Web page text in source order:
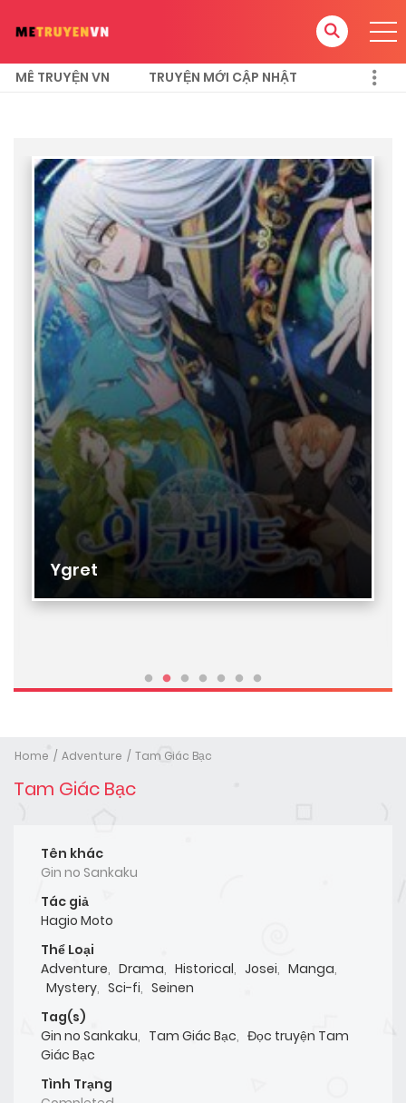
MÊ TRUYỆN VN TRUYỆN MỚI CẬP NHẬT
Ygret
Home Adventure Tam Giác Bạc
Tam Giác Bạc
Tên khác
Gin no Sankaku
Tác giả
Hagio Moto
Thể Loại
Adventure, Drama, Historical, Josei, Manga,
Mystery, Sci-fi, Seinen
Tag(s)
Gin no Sankaku, Tam Giác Bạc, Đọc truyện Tam
Giác Bạc
Tình Trạng